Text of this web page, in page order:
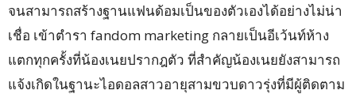
จนสามารถสร้างฐานแฟนด้อมเป็นของตัวเองได้อย่างไม่น่า
เชื่อ เข้าตำรา fandom marketing กลายเป็นอีเว้นท์ห้าง
แตกทุกครั้งที่น้องเนยปรากฎตัว ที่สำคัญน้องเนยยังสามารถ
แจ้งเกิดในฐานะไอดอลสาวอายุสามขวบดาวรุ่งที่มีผู้ติดตาม